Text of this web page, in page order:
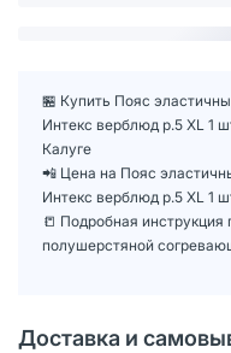
🏪 Купить Пояс
Интекс верблюд р.5 XL 1
Калуге
📲 Цена на Пояс
Интекс верблюд р.5 XL 1
📒 Подробная
полушерстяной
Доставка и